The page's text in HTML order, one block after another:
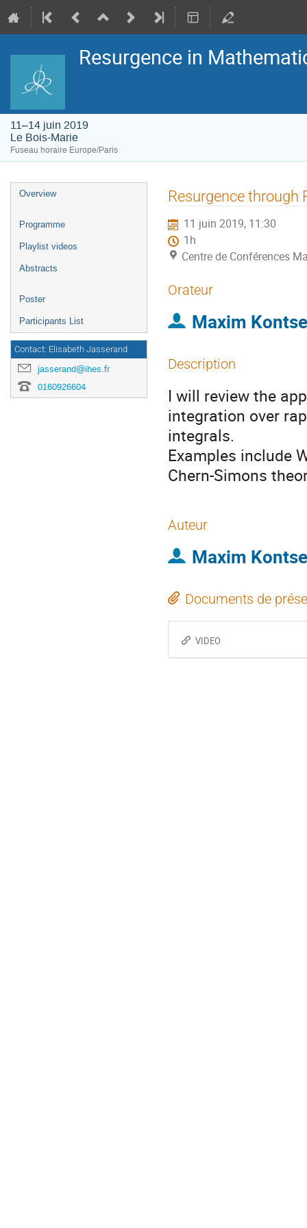
Resurgence in
11–14 juin 2019
Le Bois-Marie
Fuseau horaire Europe/Paris
Menu
Overview
Programme
Playlist videos
Abstracts
Poster
Participants List
Contact: Elisabeth Jasserand
jasserand@ihes.fr
0160926604
Resurgence through
11 juin 2019, 11:30
1h
Centre de Conférences
Orateur
Maxim
Description
I will review the
integration over
integrals.
Examples include
Chern-Simons
Auteur
Maxim
Documents de
VIDEO